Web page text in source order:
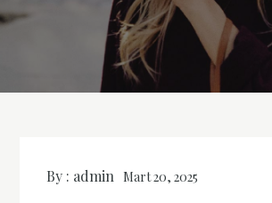
By : admin Mart 20, 2025